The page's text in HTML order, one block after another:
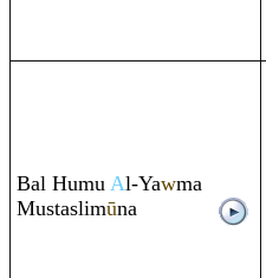
Bal Humu Al-Yawma
Mustaslimūna